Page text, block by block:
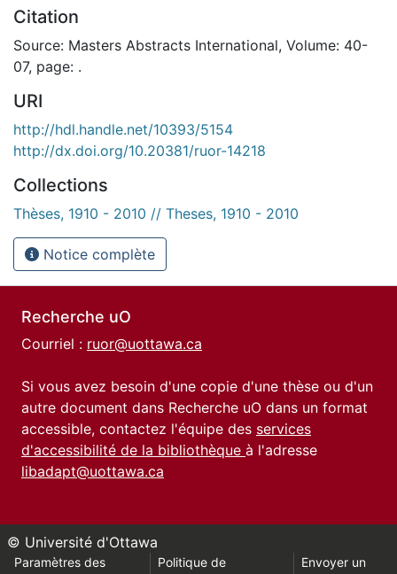
Citation
Source: Masters Abstracts International, Volume: 40-
07, page: .
URI
http://hdl.handle.net/10393/5154
http://dx.doi.org/10.20381/ruor-14218
Collections
Thèses, 1910 - 2010 // Theses, 1910 - 2010
Notice complète
Recherche uO
Courriel : ruor@uottawa.ca
Si vous avez besoin d'une copie d'une thèse ou d'un
autre document dans Recherche uO dans un format
accessible, contactez l'équipe des services
d'accessibilité de la bibliothèque à l'adresse
libadapt@uottawa.ca
© Université d'Ottawa
Paramètres des
Politique de
Envoyer un